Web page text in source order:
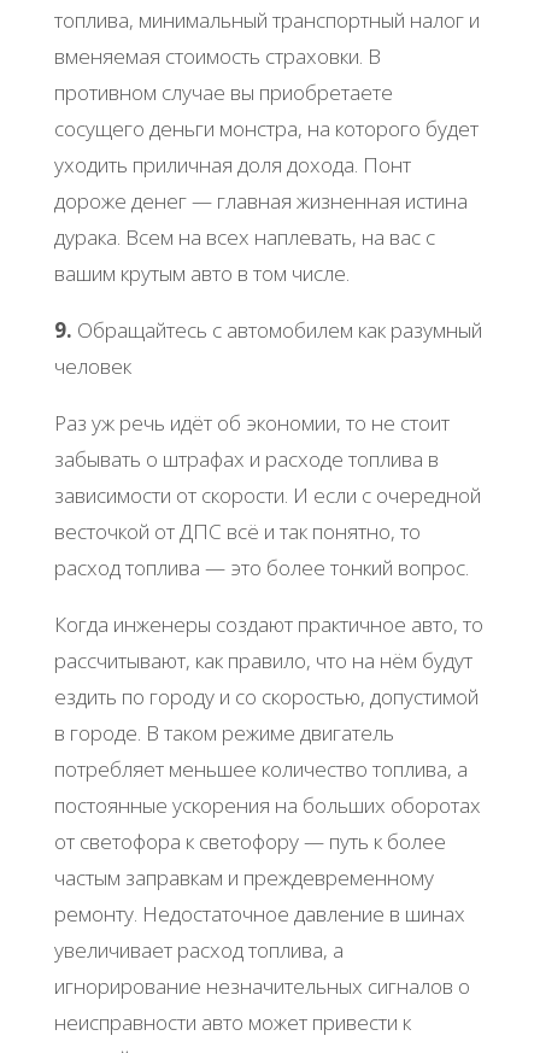
топлива, минимальный транспортный налог и
вменяемая стоимость страховки. В
противном случае вы приобретаете
сосущего деньги монстра, на которого будет
уходить приличная доля дохода. Понт
дороже денег — главная жизненная истина
дурака. Всем на всех наплевать, на вас с
вашим крутым авто в том числе.
9. Обращайтесь с автомобилем как разумный
человек
Раз уж речь идёт об экономии, то не стоит
забывать о штрафах и расходе топлива в
зависимости от скорости. И если с очередной
весточкой от ДПС всё и так понятно, то
расход топлива — это более тонкий вопрос.
Когда инженеры создают практичное авто, то
рассчитывают, как правило, что на нём будут
ездить по городу и со скоростью, допустимой
в городе. В таком режиме двигатель
потребляет меньшее количество топлива, а
постоянные ускорения на больших оборотах
от светофора к светофору — путь к более
частым заправкам и преждевременному
ремонту. Недостаточное давление в шинах
увеличивает расход топлива, а
игнорирование незначительных сигналов о
неисправности авто может привести к